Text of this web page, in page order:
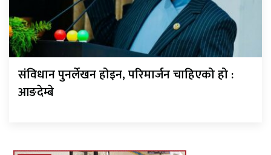
संविधान पुनर्लेखन होइन, परिमार्जन चाहिएको हो :
आङदेम्बे